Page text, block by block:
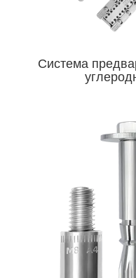
Система